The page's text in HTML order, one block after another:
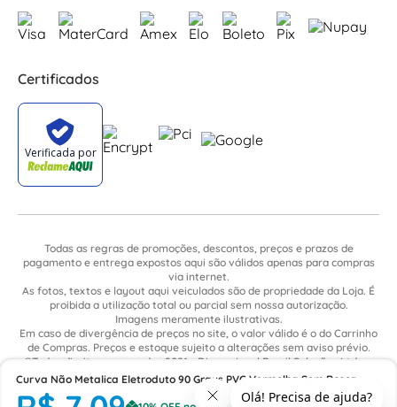
Curva Não Metalica Eletroduto 90 Graus PVC Vermelha Sem Rosca
(Encaixe) 1/2" E020130010 Wetzel
Certificados
Todas as regras de promoções, descontos, preços e prazos de
pagamento e entrega expostos aqui são válidos apenas para compras
via internet.
As fotos, textos e layout aqui veiculados são de propriedade da Loja. É
proibida a utilização total ou parcial sem nossa autorização.
Imagens meramente ilustrativas.
Em caso de divergência de preços no site, o valor válido é o do Carrinho
de Compras. Preços e estoque sujeito a alterações sem aviso prévio.
©Todos direitos reservados 2021 - Dimensional Brasil Soluções Ltda. -
CNPJ: 06.913.480/0015-63 - Avenida Armando Ragonha, 190 - Bairro
Village Limeira. Pavilhão Sítio São João - Limeira - SP / CEP: 13.481-316